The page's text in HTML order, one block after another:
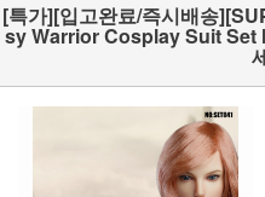
[특가][입고완료/즉시배송
sy Warrior Cosplay Suit Set